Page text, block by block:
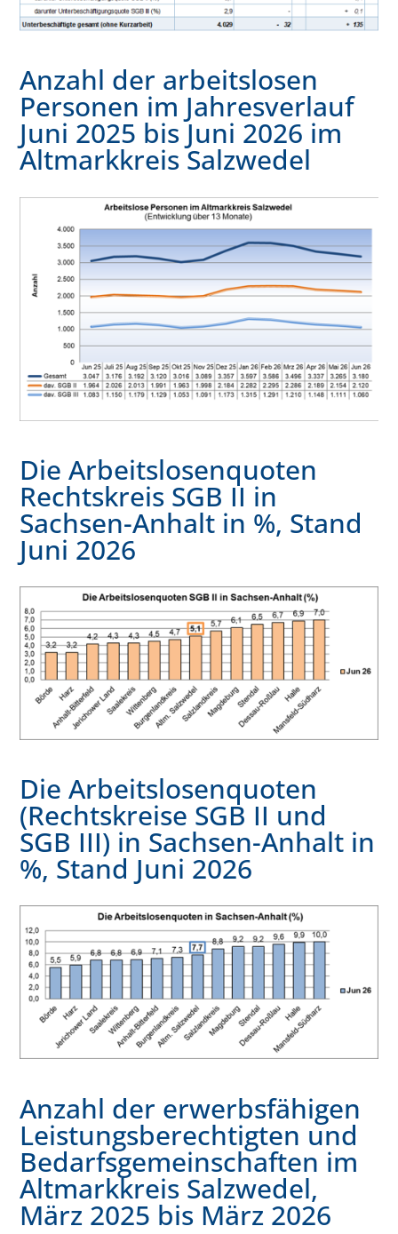
Anzahl der arbeitslosen
Personen im Jahresverlauf
Juni 2025 bis Juni 2026 im
Altmarkkreis Salzwedel
Die Arbeitslosenquoten
Rechtskreis SGB II in
Sachsen-Anhalt in %, Stand
Juni 2026
Die Arbeitslosenquoten
(Rechtskreise SGB II und
SGB III) in Sachsen-Anhalt in
%, Stand Juni 2026
Anzahl der erwerbsfähigen
Leistungsberechtigten und
Bedarfsgemeinschaften im
Altmarkkreis Salzwedel,
März 2025 bis März 2026